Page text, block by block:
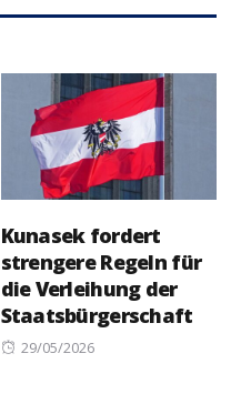
Kunasek fordert
strengere Regeln für
die Verleihung der
Staatsbürgerschaft
Posted
29/05/2026